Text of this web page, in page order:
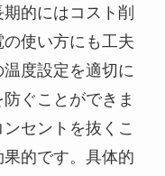
的にはコスト削
使い方にも工夫
度設定を適切に
ぐことができま
セントを抜くこ
的です。具体的